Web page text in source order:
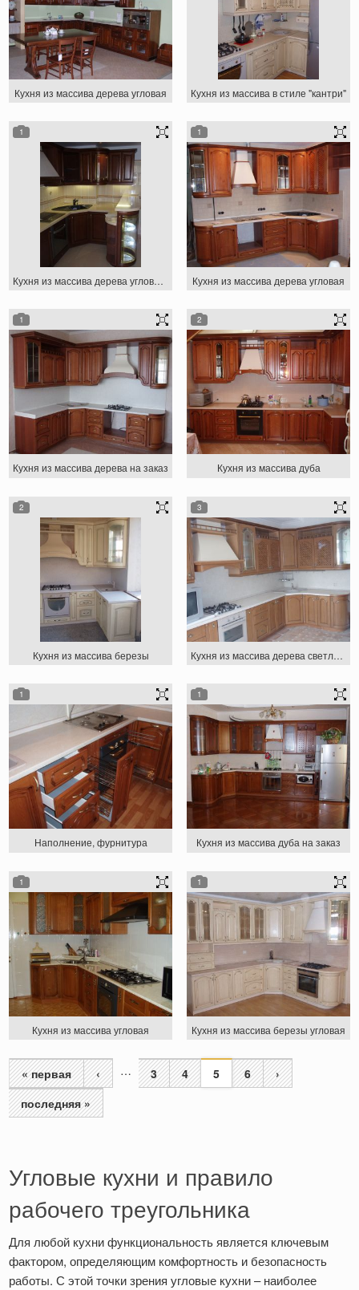
Кухня из массива дерева угловая Кухня из массива в стиле "кантри"
1
Кухня из массива дерева угловая с баром
1
Кухня из массива дерева угловая
1
Кухня из массива дерева на заказ
2
Кухня из массива дуба
2
Кухня из массива березы
3
Кухня из массива дерева светло-коричневая
1
Наполнение, фурнитура
1
Кухня из массива дуба на заказ
1
Кухня из массива угловая
1
Кухня из массива березы угловая
Страницы
« первая ‹ … 3 4 5 6
›
последняя »
Угловые кухни и правило
рабочего треугольника
Для любой кухни функциональность является ключевым
фактором, определяющим комфортность и безопасность
работы. С этой точки зрения угловые кухни – наиболее